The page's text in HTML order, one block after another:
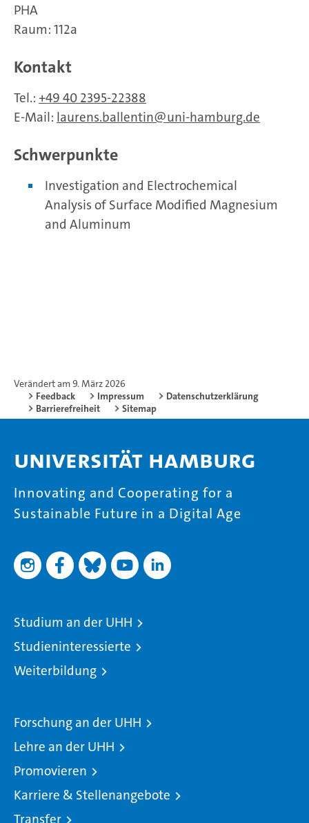
PHA
Raum: 112a
Kontakt
Tel.: +49 40 2395-22388
E-Mail: laurens.ballentin uni-hamburg.de
Schwerpunkte
Investigation and Electrochemical
Analysis of Surface Modified Magnesium
and Aluminum
Verändert am 9. März 2026
Feedback
Impressum
Datenschutzerklärung
Barrierefreiheit
Sitemap
Universität Hamburg
Innovating and Cooperating for a
Sustainable Future in a Digital Age
Studium an der UHH
Studieninteressierte
Weiterbildung
Forschung an der UHH
Lehre an der UHH
Promovieren
Karriere & Stellenangebote
Transfer